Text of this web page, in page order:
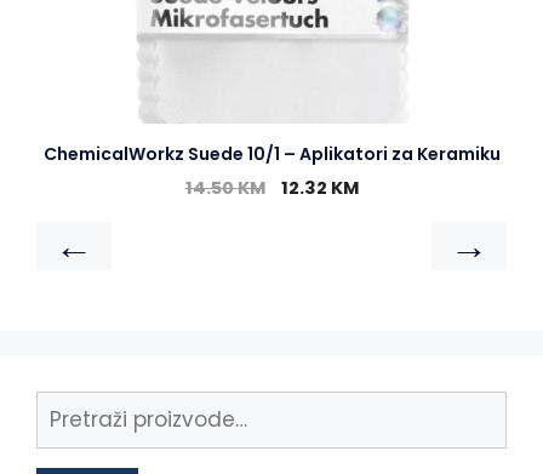
ChemicalWorkz Suede 10/1 – Aplikatori za Keramiku
14.50KM 12.32 KM
← →